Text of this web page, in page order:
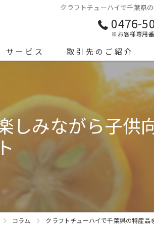
クラフトチューハイで千葉県
0476-
※お客様専用
サービス 取引先のご紹介
しみながら子供
コラム クラフトチューハイで千葉県の特産品